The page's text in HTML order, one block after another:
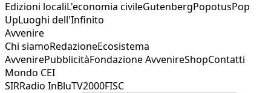
Edizioni localiL'economia civileGutenbergPopotusPop
UpLuoghi dell'Infinito
Avvenire
Chi siamoRedazioneEcosistema
AvvenirePubblicitàFondazione AvvenireShopContatti
Mondo CEI
SIRRadio InBluTV2000FISC